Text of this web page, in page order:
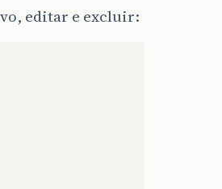
editar e excluir: